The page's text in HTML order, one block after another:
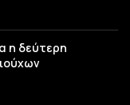
η δεύτερη